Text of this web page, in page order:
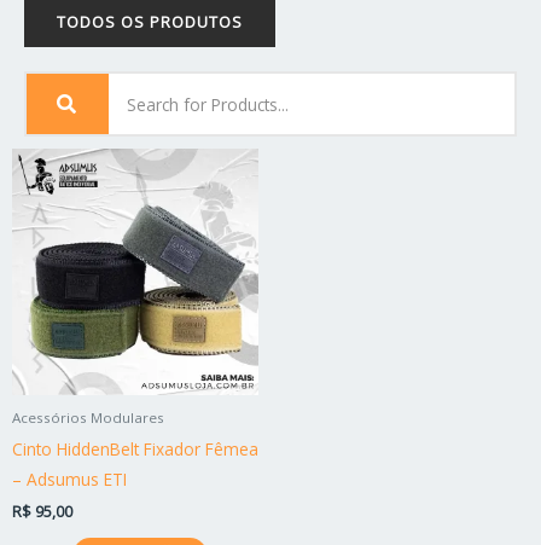
TODOS OS PRODUTOS
Acessórios Modulares
Cinto HiddenBelt Fixador Fêmea
– Adsumus ETI
R$ 95,00
Este
várias
variantes.
As
opções
podem